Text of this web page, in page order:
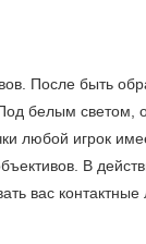
После быть
белым светом,
любой игрок
В
вас